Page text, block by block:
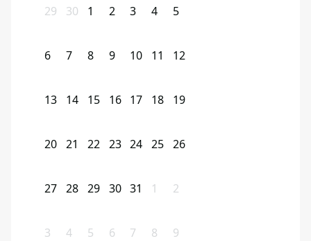
29 30 1 2 3 4 5
6 7 8 9 10 11 12
13 14 15 16 17 18 19
20 21 22 23 24 25 26
27 28 29 30 31 1 2
3 4 5 6 7 8 9